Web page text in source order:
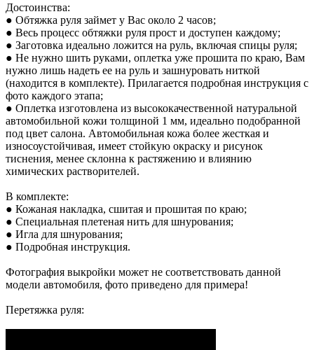
Достоинства:
● Обтяжка руля займет у Вас около 2 часов;
● Весь процесс обтяжки руля прост и доступен каждому;
● Заготовка идеально ложится на руль, включая спицы руля;
● Не нужно шить руками, оплетка уже прошита по краю, Вам
нужно лишь надеть ее на руль и зашнуровать ниткой
(находится в комплекте). Прилагается подробная инструкция с
фото каждого этапа;
● Оплетка изготовлена из высококачественной натуральной
автомобильной кожи толщиной 1 мм, идеально подобранной
под цвет салона. Автомобильная кожа более жесткая и
износоустойчивая, имеет стойкую окраску и рисунок
тиснения, менее склонна к растяжению и влиянию
химических растворителей.
В комплекте:
● Кожаная накладка, сшитая и прошитая по краю;
● Специальная плетеная нить для шнурования;
● Игла для шнурования;
● Подробная инструкция.
Фотография выкройки может не соответствовать данной
модели автомобиля, фото приведено для примера!
Перетяжка руля: